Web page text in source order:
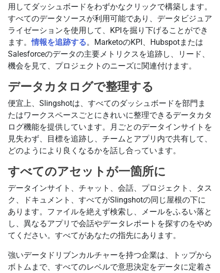
用してダッシュボードをわずかなクリックで構築します。
すべてのデータソースが利用可能であり、データビジュア
ライゼーションを使用して、KPIを掘り下げることができ
ます。情報を追跡する。MarketoのKPI、Hubspotまたは
Salesforceのデータの主要メトリクスを追跡し、リード、
機会を見て、プロジェクトのニーズに関連付けます。
データカタログで整理する
便宜上、Slingshotは、すべてのダッシュボードを部門ま
たはワークスペースごとにきれいに整理できるデータカタ
ログ機能を提供しています。月ごとのデータインサイトを
見失わず、目標を追跡し、チームとアプリ内で共有して、
どのようにより良くなるかを話し合っています。
すべてのアセットが一箇所に
データインサイト、チャット、会話、プロジェクト、タス
ク、ドキュメント、すべてがSlingshotの同じ屋根の下に
あります。ファイルを絶えず検索し、メールをふるい落と
し、異なるアプリで会話やデータレポートを探すのをやめ
てください。すべてがあなたの指先にあります。
強いデータドリブンカルチャーを持つ企業は、トップから
ボトムまで、すべてのレベルで意思決定をデータに定着さ